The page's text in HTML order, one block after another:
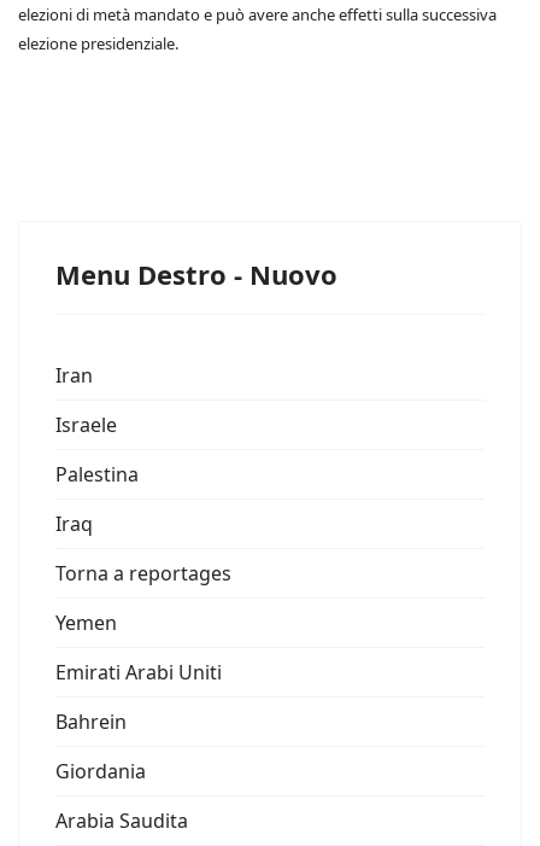
elezioni di metà mandato e può avere anche effetti sulla successiva
elezione presidenziale.
Menu Destro - Nuovo
Iran
Israele
Palestina
Iraq
Torna a reportages
Yemen
Emirati Arabi Uniti
Bahrein
Giordania
Arabia Saudita